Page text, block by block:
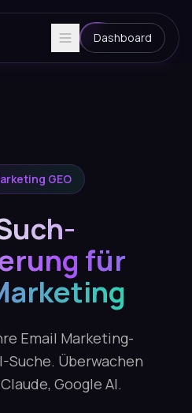
Dashboard
GEO
für
Email Marketing-
Suche. Überwachen
Google AI.